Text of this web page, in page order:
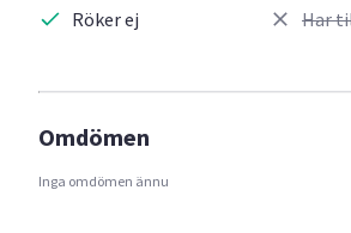
Röker ej Har
Omdömen
Inga omdömen ännu